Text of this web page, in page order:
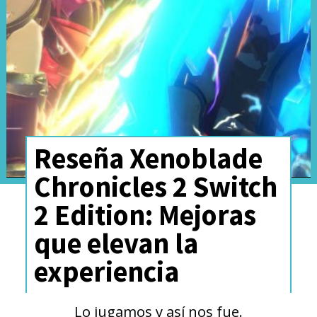
El reloj incorpora sensores de
frecuencia cardíaca, oxígeno en
sangre (SpO2), análisis de sueño
con fases detalladas, medición
de estrés y seguimiento de
actividad física y su GPS
integrado
Reseña Xenoblade
Chronicles 2 Switch
2 Edition: Mejoras
que elevan la
experiencia
Lo jugamos y así nos fue.